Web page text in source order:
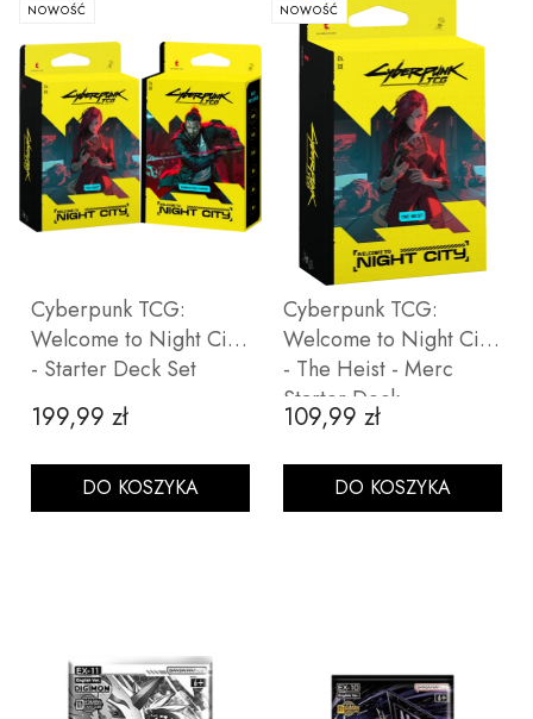
NOWOŚĆ
Cyberpunk TCG:
Welcome to Night City
- Starter Deck Set
Cena
199,99 zł
DO KOSZYKA
NOWOŚĆ
Cyberpunk TCG:
Welcome to Night City
- The Heist - Merc
Starter Deck
Cena
109,99 zł
DO KOSZYKA